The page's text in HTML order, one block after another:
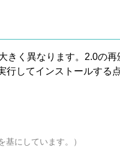
きく異なります。2.0の
してインストールする
基にしています。）